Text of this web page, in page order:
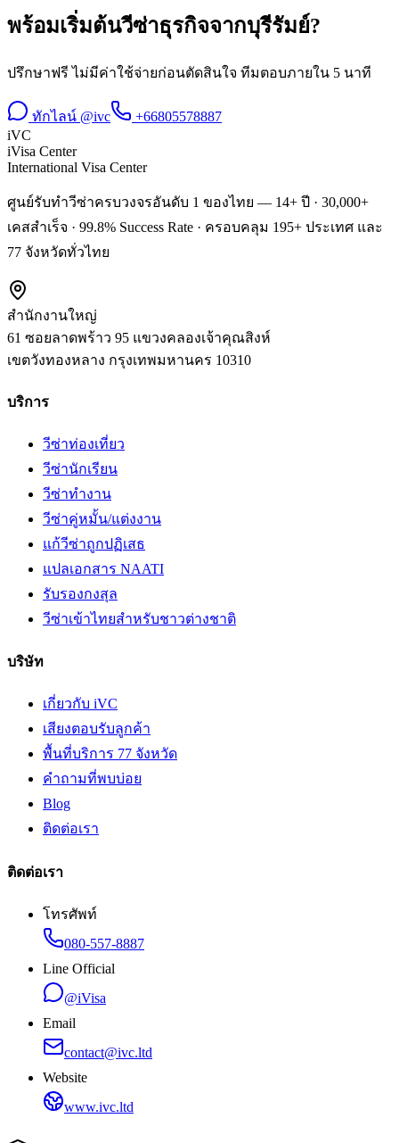
พร้อมเริ่มต้นวีซ่าธุรกิจจากบุรีรัมย์?
ปรึกษาฟรี ไม่มีค่าใช้จ่ายก่อนตัดสินใจ ทีมตอบภายใน 5 นาที
ทักไลน์ @ivc
+66805578887
iVC
iVisa Center
International Visa Center
ศูนย์รับทำวีซ่าครบวงจรอันดับ 1 ของไทย — 14+ ปี · 30,000+
เคสสำเร็จ · 99.8% Success Rate · ครอบคลุม 195+ ประเทศ และ
77 จังหวัดทั่วไทย
สำนักงานใหญ่
61 ซอยลาดพร้าว 95 แขวงคลองเจ้าคุณสิงห์
เขตวังทองหลาง กรุงเทพมหานคร 10310
บริการ
วีซ่าท่องเที่ยว
วีซ่านักเรียน
วีซ่าทำงาน
วีซ่าคู่หมั้น/แต่งงาน
แก้วีซ่าถูกปฏิเสธ
แปลเอกสาร NAATI
รับรองกงสุล
วีซ่าเข้าไทยสำหรับชาวต่างชาติ
บริษัท
เกี่ยวกับ iVC
เสียงตอบรับลูกค้า
พื้นที่บริการ 77 จังหวัด
คำถามที่พบบ่อย
Blog
ติดต่อเรา
ติดต่อเรา
โทรศัพท์
080-557-8887
Line Official
@iVisa
Email
contact@ivc.ltd
Website
www.ivc.ltd